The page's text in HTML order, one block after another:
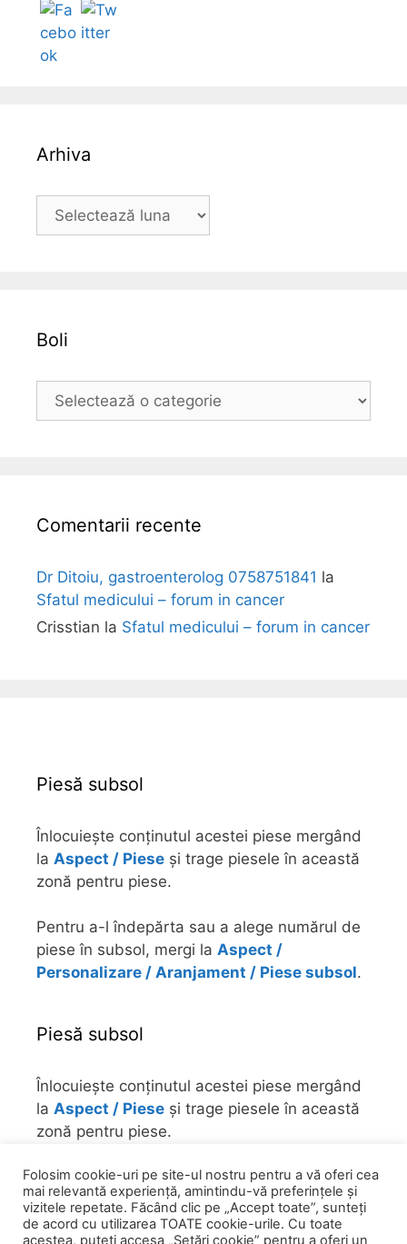
Arhiva
Boli
Comentarii recente
Dr Ditoiu, gastroenterolog 0758751841 la
Sfatul medicului – forum in cancer
Crisstian la Sfatul medicului – forum in cancer
Piesă subsol
Înlocuiește conținutul acestei piese mergând
la Aspect / Piese și trage piesele în această
zonă pentru piese.
Pentru a-l îndepărta sau a alege numărul de
piese în subsol, mergi la Aspect /
Personalizare / Aranjament / Piese subsol.
Piesă subsol
Înlocuiește conținutul acestei piese mergând
la Aspect / Piese și trage piesele în această
zonă pentru piese.
Pentru a-l îndepărta sau a alege numărul de
piese în subsol, mergi laAspect /
Personalizare / Aranjament / Piese subsol
Folosim cookie-uri pe site-ul nostru pentru a vă oferi cea
mai relevantă experiență, amintindu-vă preferințele și
vizitele repetate. Făcând clic pe „Accept toate”, sunteți
de acord cu utilizarea TOATE cookie-urile. Cu toate
acestea, puteți accesa „Setări cookie” pentru a oferi un